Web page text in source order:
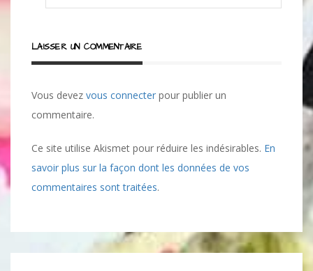
LAISSER UN COMMENTAIRE
Vous devez vous connecter pour publier un
commentaire.
Ce site utilise Akismet pour réduire les indésirables. En
savoir plus sur la façon dont les données de vos
commentaires sont traitées.